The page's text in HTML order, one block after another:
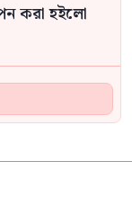
করা হইলো
নিশ্চিত করা